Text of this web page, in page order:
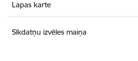
Lapas karte
Sīkdatņu izvēles maiņa